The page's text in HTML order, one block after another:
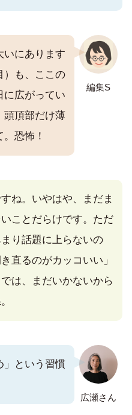
編集S
いにあります
）も、ここの
に広がってい
頂部だけ薄
恐怖！
ね。いやはや、まだま
ことだらけです。ただ
り話題に上らないの
直るのがカッコいい」
は、まだいかないから
広瀬さん
」という習慣